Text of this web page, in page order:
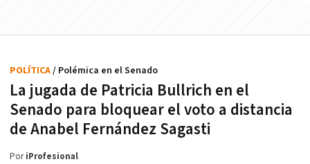
La jugada de Patricia Bullrich en el
Senado para bloquear el voto a distancia
de Anabel Fernández Sagasti
POLÍTICA/ Polémica en el Senado
PoriProfesional